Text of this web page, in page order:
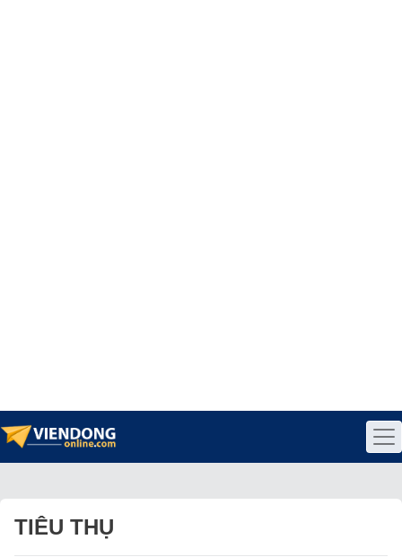
TIÊU THỤ